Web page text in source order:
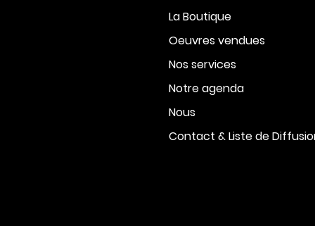
La Boutique
Oeuvres vendues
Nos services
Notre agenda
Nous
Contact & Liste de